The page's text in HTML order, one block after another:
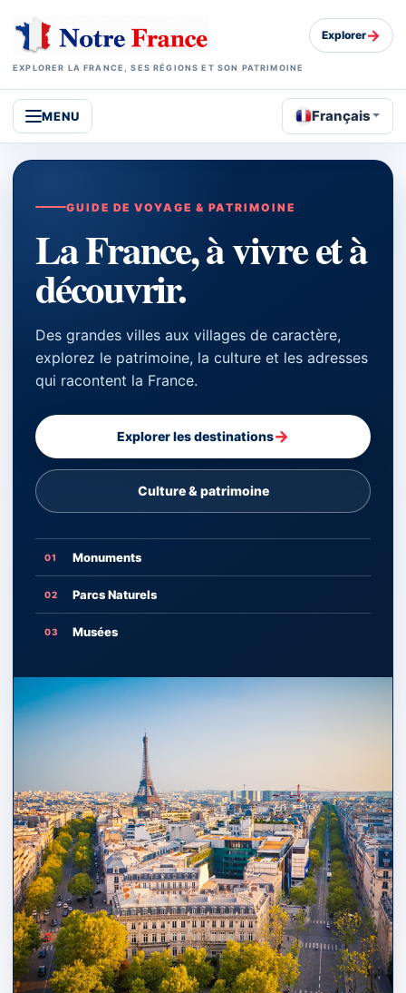
EXPLORER LA FRANCE, SES RÉGIONS ET SON PATRIMOINE
Explorer→
MENU Français
GUIDE DE VOYAGE & PATRIMOINE
La France, à vivre et à
découvrir.
Des grandes villes aux villages de caractère,
explorez le patrimoine, la culture et les adresses
qui racontent la France.
Explorer les destinations→
Culture & patrimoine
01 Monuments
02 Parcs Naturels
03 Musées